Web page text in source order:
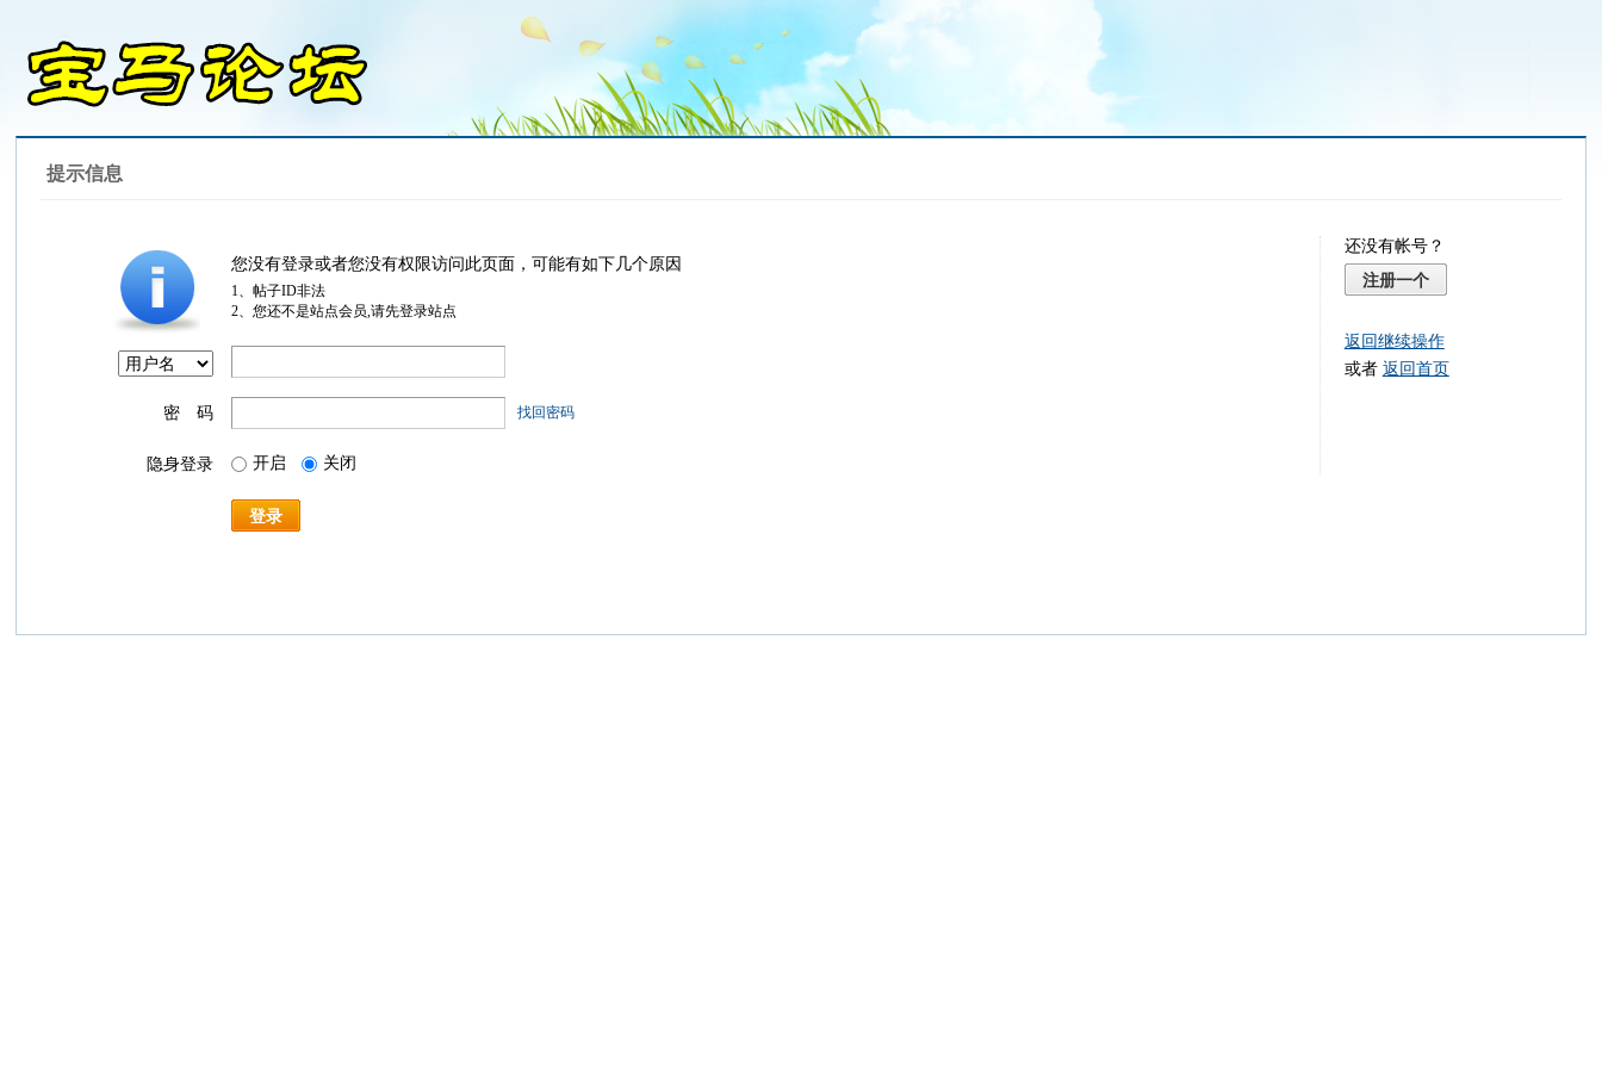
提示信息
您没有登录或者您没有权限访问此页面，可能有如下几个原因
1、帖子ID非法
2、您还不是站点会员,请先登录站点
密 码 找回密码
隐身登录 开启 关闭
登录
还没有帐号？
注册一个
返回继续操作
或者 返回首页